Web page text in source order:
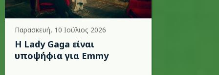
Παρασκευή, 10 Ιούλιος 2026
Η Lady Gaga είναι
υποψήφια για Emmy